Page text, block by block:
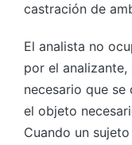
castración de
El analista no
por el
necesario que
el objeto
Cuando un